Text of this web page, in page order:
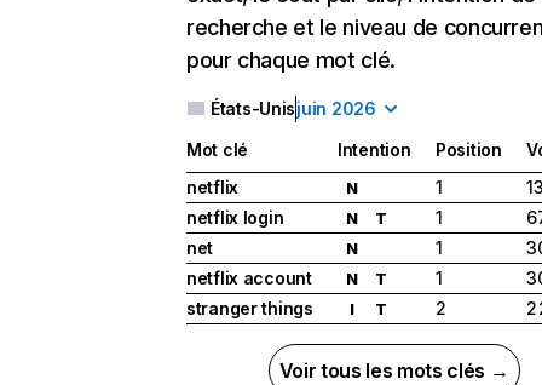
recherche et le niveau de
pour chaque mot clé.
États-Unisjuin 2026
Mot clé Intention Position
netflix
N 1
netflix login
N T 1
net
N 1
netflix account
N T 1
stranger things
I T 2 2
Voir tous les mots clés →